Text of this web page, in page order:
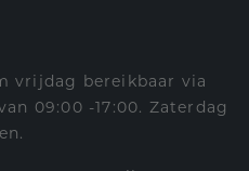
vrijdag bereikbaar via
09:00 -17:00. Zaterdag